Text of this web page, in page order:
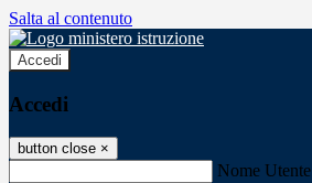
Salta al contenuto
Accedi
Accedi
button close ×
Nome Utente